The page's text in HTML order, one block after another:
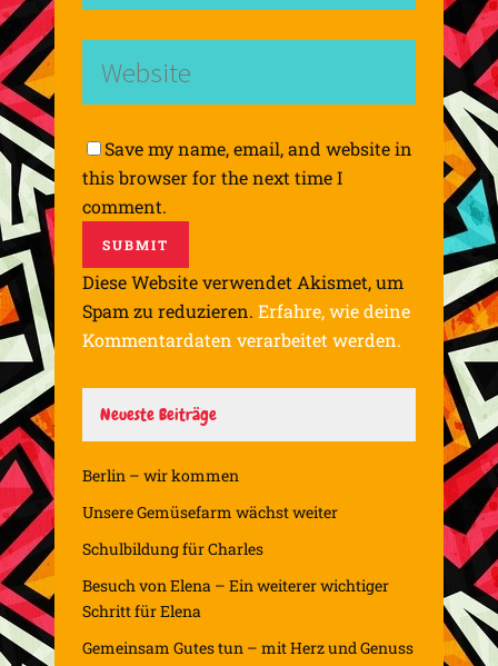
Save my name, email, and website in
this browser for the next time I
comment.
Diese Website verwendet Akismet, um
Spam zu reduzieren. Erfahre, wie deine
Kommentardaten verarbeitet werden.
Neueste Beiträge
Berlin – wir kommen
Unsere Gemüsefarm wächst weiter
Schulbildung für Charles
Besuch von Elena – Ein weiterer wichtiger
Schritt für Elena
Gemeinsam Gutes tun – mit Herz und Genuss